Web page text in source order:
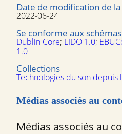
Date de modification de
2022-06-24
Se conforme aux schémas
Dublin Core; LIDO 1.0;
1.0
Collections
Technologies du son depuis
Médias associés au
Médias associés au